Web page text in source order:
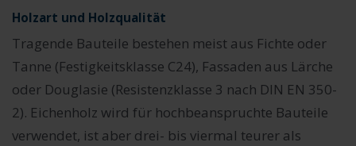
Holzart und Holzqualität
Tragende Bauteile bestehen meist aus Fichte oder
Tanne (Festigkeitsklasse C24), Fassaden aus Lärche
oder Douglasie (Resistenzklasse 3 nach DIN EN 350-
2). Eichenholz wird für hochbeanspruchte Bauteile
verwendet, ist aber drei- bis viermal teurer als